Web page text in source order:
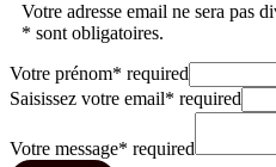
Votre adresse email ne sera pas
* sont obligatoires.
Votre prénom* required
Saisissez votre email* required
Votre message* required